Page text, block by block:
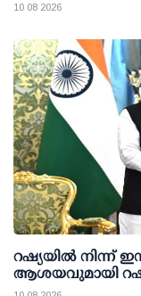
10 08 2026
റഷ്യയില്‍ നിന്ന്
ആശയവുമായി